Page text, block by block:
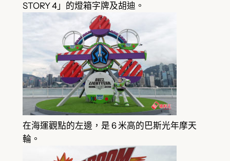
STORY 4」的燈箱字牌及胡迪。
在海運觀點的左邊，是 6 米高的巴斯光年摩天
輪。